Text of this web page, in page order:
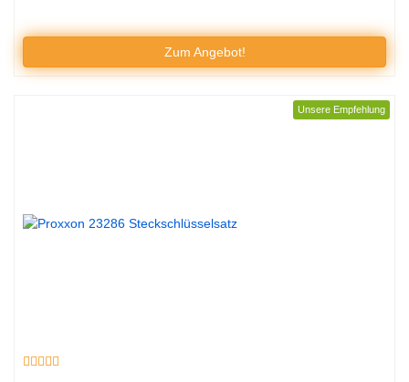
Zum Angebot!
Unsere Empfehlung